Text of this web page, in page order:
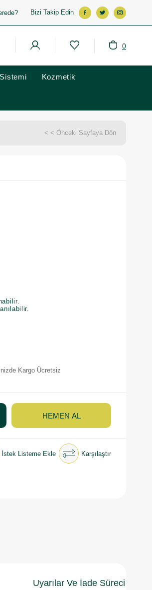
Bizi Takip Edin
0
Kozmetik
< < Önceki Sayfaya Dön
Kargo Ücretsiz
İstek Listeme Ekle Karşılaştır
Uyarılar Ve İade Süreci